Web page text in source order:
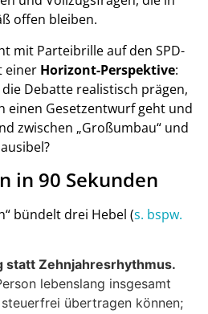
offen bleiben.
mit Parteibrille auf den SPD-
einer Horizont-Perspektive:
Debatte realistisch prägen,
einen Gesetzentwurf geht und
zwischen „Großumbau“ und
in 90 Sekunden
bündelt drei Hebel (s. bspw.
statt Zehnjahresrhythmus.
lebenslang insgesamt
steuerfrei übertragen können;